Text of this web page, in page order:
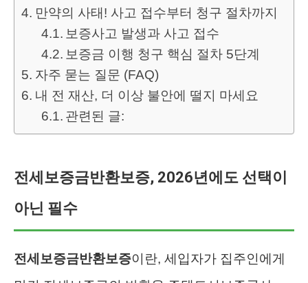
만약의 사태! 사고 접수부터 청구 절차까지
보증사고 발생과 사고 접수
보증금 이행 청구 핵심 절차 5단계
자주 묻는 질문 (FAQ)
내 전 재산, 더 이상 불안에 떨지 마세요
관련된 글:
전세보증금반환보증, 2026년에도 선택이
아닌 필수
전세보증금반환보증이란, 세입자가 집주인에게